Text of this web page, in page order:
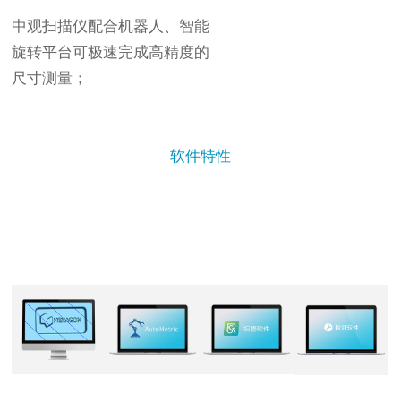
中观扫描仪配合机器人、智能
旋转平台可极速完成高精度的
尺寸测量 ；
软件特性